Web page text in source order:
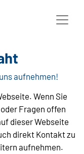
aufnehmen!
Wenn Sie
Fragen offen
dieser Webseite
direkt Kontakt zu
aufnehmen.